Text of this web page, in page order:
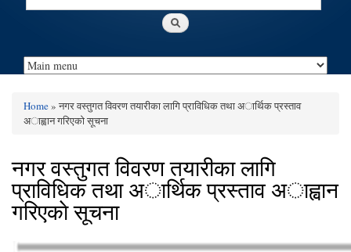
You are here
Home» नगर वस्तुगत विवरण तयारीका लागि प्राविधिक तथा अार्थिक प्रस्ताव
अाह्वान गरिएकाे सूचना
नगर वस्तुगत विवरण तयारीका लागि
प्राविधिक तथा अार्थिक प्रस्ताव अाह्वान
गरिएकाे सूचना